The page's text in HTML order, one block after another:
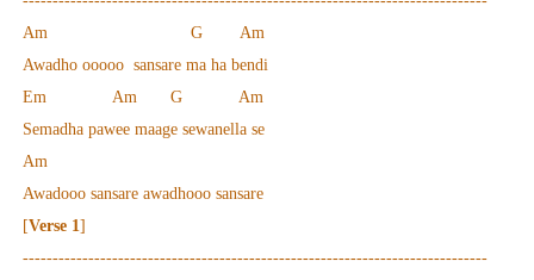
Am G Am
Awadho ooooo sansare ma ha bendi
Em Am G Am
Semadha pawee maage sewanella se
Am
Awadooo sansare awadhooo sansare
[Verse 1]
------------------------------------------------------------------------------